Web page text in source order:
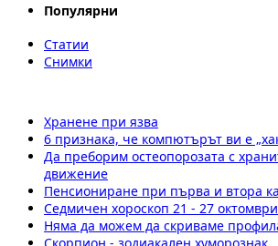
Популярни
Статии
Снимки
Хранене при язва
6 признака, че компютърът ви е
Да преборим остеопорозата с
движение
Пенсиониране при първа и втора
Седмичен хороскоп 21 - 27 октомври
Няма да можем да скриваме